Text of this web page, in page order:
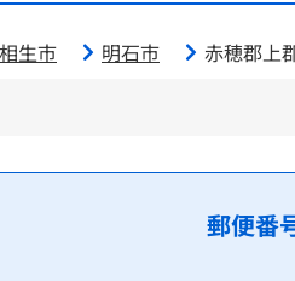
相生市 明石市 赤穂郡上
郵便番